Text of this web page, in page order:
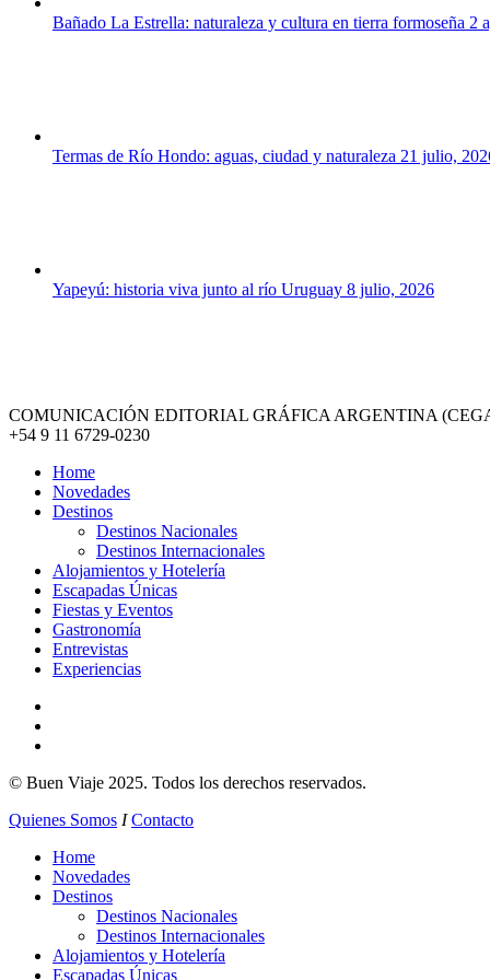
Bañado La Estrella: naturaleza y cultura en tierra formoseña 2
Termas de Río Hondo: aguas, ciudad y naturaleza 21 julio,
Yapeyú: historia viva junto al río Uruguay 8 julio, 2026
COMUNICACIÓN EDITORIAL GRÁFICA ARGENTINA
+54 9 11 6729-0230
Home
Novedades
Destinos
Destinos Nacionales
Destinos Internacionales
Alojamientos y Hotelería
Escapadas Únicas
Fiestas y Eventos
Gastronomía
Entrevistas
Experiencias
© Buen Viaje 2025. Todos los derechos reservados.
Quienes Somos I Contacto
Close
Menu
Home
Novedades
Destinos
Destinos Nacionales
Destinos Internacionales
Alojamientos y Hotelería
Escapadas Únicas